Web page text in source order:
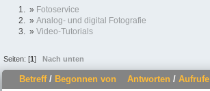
» Fotoservice
» Analog- und digital Fotografie
» Video-Tutorials
Seiten: [1] Nach unten
Betreff/ Begonnen von Antworten / Aufrufe